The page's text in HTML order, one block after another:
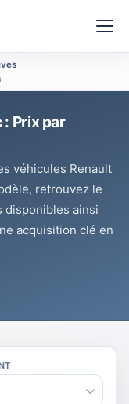
: Prix par
véhicules Renault
retrouvez le
disponibles ainsi
acquisition clé en